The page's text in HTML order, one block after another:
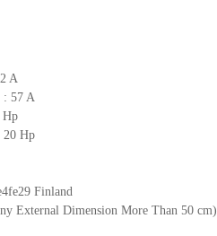
A
: 57 A
Hp
20 Hp
Finland
External Dimension More Than 50 cm)